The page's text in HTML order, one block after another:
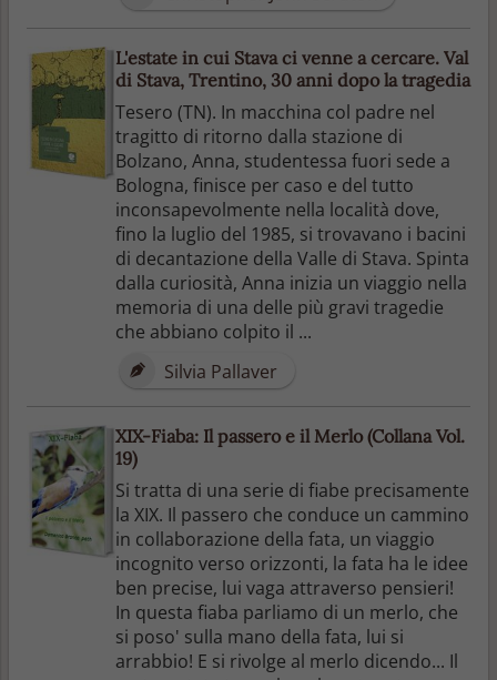
L'estate in cui Stava ci venne a cercare. Val
di Stava, Trentino, 30 anni dopo la tragedia
Tesero (TN). In macchina col padre nel
tragitto di ritorno dalla stazione di
Bolzano, Anna, studentessa fuori sede a
Bologna, finisce per caso e del tutto
inconsapevolmente nella località dove,
fino la luglio del 1985, si trovavano i bacini
di decantazione della Valle di Stava. Spinta
dalla curiosità, Anna inizia un viaggio nella
memoria di una delle più gravi tragedie
che abbiano colpito il ...
Silvia Pallaver
XIX-Fiaba: Il passero e il Merlo (Collana Vol.
19)
Si tratta di una serie di fiabe precisamente
la XIX. Il passero che conduce un cammino
in collaborazione della fata, un viaggio
incognito verso orizzonti, la fata ha le idee
ben precise, lui vaga attraverso pensieri!
In questa fiaba parliamo di un merlo, che
si poso' sulla mano della fata, lui si
arrabbio! E si rivolge al merlo dicendo... Il